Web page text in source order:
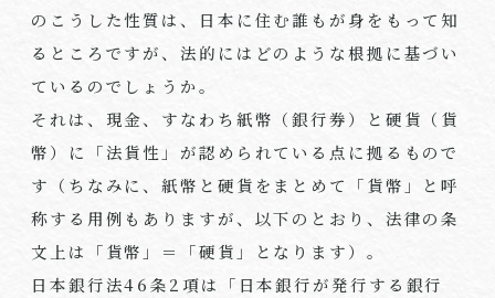
のこうした性質は、日本に住む誰もが身をもって知
るところですが、法的にはどのような根拠に基づい
ているのでしょうか。
それは、現金、すなわち紙幣（銀行券）と硬貨（貨
幣）に「法貨性」が認められている点に拠るもので
す（ちなみに、紙幣と硬貨をまとめて「貨幣」と呼
称する用例もありますが、以下のとおり、法律の条
文上は「貨幣」＝「硬貨」となります）。
日本銀行法46条2 項は「日本銀行が発行する銀行